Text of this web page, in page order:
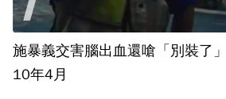
施暴義交害腦出血還嗆「別裝了
10年4月